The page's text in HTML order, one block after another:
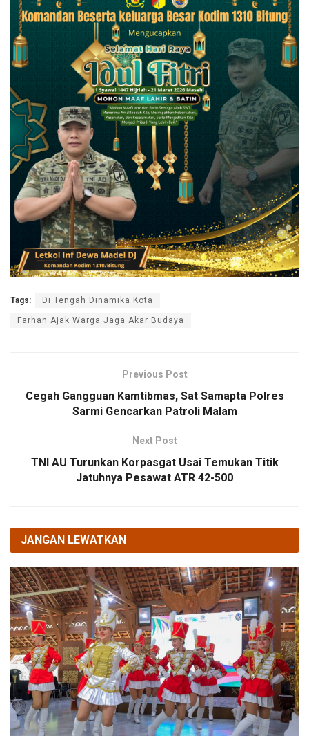
Tags: Di Tengah Dinamika Kota
Farhan Ajak Warga Jaga Akar Budaya
Previous Post
Cegah Gangguan Kamtibmas, Sat Samapta Polres
Sarmi Gencarkan Patroli Malam
Next Post
TNI AU Turunkan Korpasgat Usai Temukan Titik
Jatuhnya Pesawat ATR 42-500
JANGAN LEWATKAN